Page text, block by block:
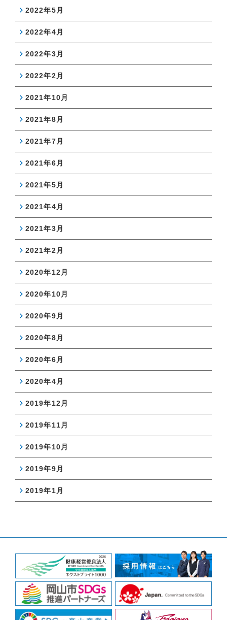
2022年5月
2022年4月
2022年3月
2022年2月
2021年10月
2021年8月
2021年7月
2021年6月
2021年5月
2021年4月
2021年3月
2021年2月
2020年12月
2020年10月
2020年9月
2020年8月
2020年6月
2020年4月
2019年12月
2019年11月
2019年10月
2019年9月
2019年1月